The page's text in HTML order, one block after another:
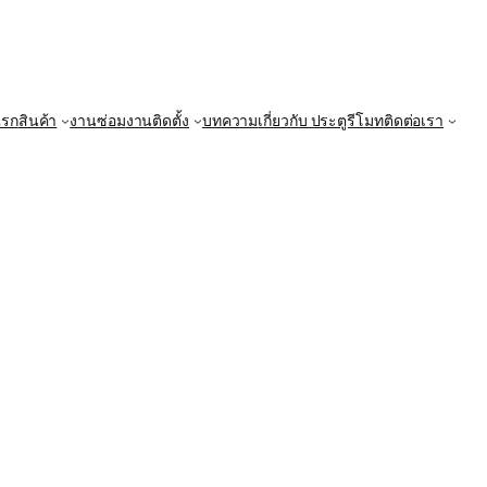
กสินค้า งานซ่อมงานติดตั้ง บทความเกี่ยวกับ ประตูรีโมทติดต่อเรา